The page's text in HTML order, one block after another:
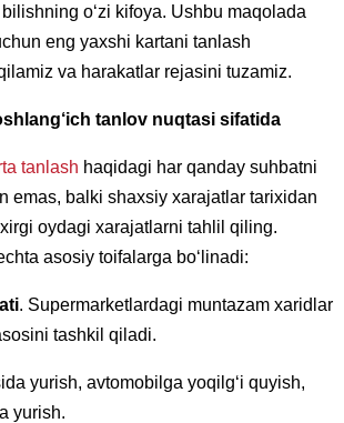
o‘zi kifoya. Ushbu maqolada
eng yaxshi kartani tanlash
va harakatlar rejasini tuzamiz.
tanlov nuqtasi sifatida
tanlash haqidagi har qanday suhbatni
emas, balki shaxsiy xarajatlar tarixidan
oydagi xarajatlarni tahlil qiling.
asosiy toifalarga bo‘linadi:
. Supermarketlardagi muntazam xaridlar
tashkil qiladi.
yurish, avtomobilga yoqilg‘i quyish,
yurish.